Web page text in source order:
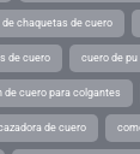
chaquetas de cuero
de cuero cuero de pu
de cuero para colgantes
de cuero